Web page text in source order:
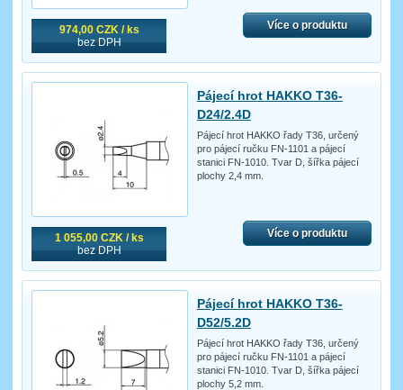
974,00 CZK / ks
bez DPH
Více o produktu
1 055,00 CZK / ks
bez DPH
Pájecí hrot HAKKO T36-
D24/2.4D
Pájecí hrot HAKKO řady T36, určený
pro pájecí ručku FN-1101 a pájecí
stanici FN-1010. Tvar D, šířka pájecí
plochy 2,4 mm.
Více o produktu
Pájecí hrot HAKKO T36-
D52/5.2D
Pájecí hrot HAKKO řady T36, určený
pro pájecí ručku FN-1101 a pájecí
stanici FN-1010. Tvar D, šířka pájecí
plochy 5,2 mm.